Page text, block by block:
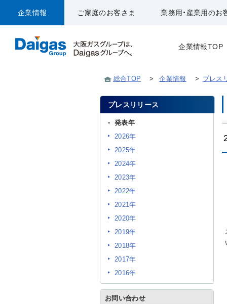
企業情報 ご家庭のお客さま 業務用・産業用のお
企業情報TOP
総合TOP > 企業情報 > プレス
プレスリリース
発表年
2026年
2025年
2024年
2023年
2022年
2021年
2020年
2019年
2018年
2017年
2016年
お問い合わせ